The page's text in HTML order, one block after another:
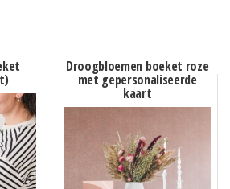
Droogbloemen boeket roze
met gepersonaliseerde
kaart